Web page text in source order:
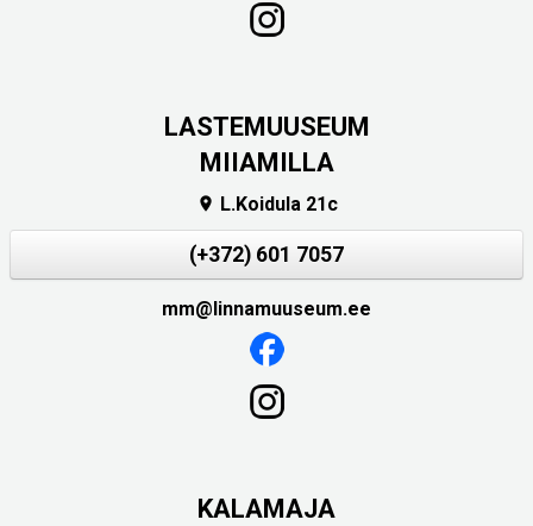
LASTEMUUSEUM
MIIAMILLA
 L.Koidula 21c
(+372) 601 7057
mm@linnamuuseum.ee
KALAMAJA